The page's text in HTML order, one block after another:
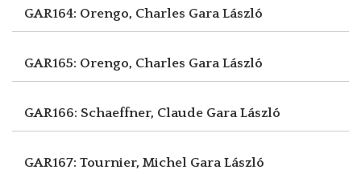
GAR164: Orengo, Charles Gara László
GAR165: Orengo, Charles Gara László
GAR166: Schaeffner, Claude Gara László
GAR167: Tournier, Michel Gara László